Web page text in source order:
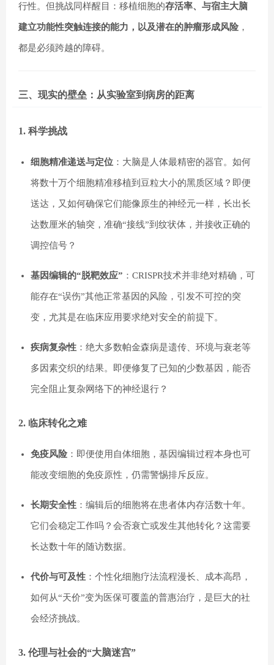
行性。但挑战同样醒目：移植细胞的存活率、与宿主大脑
建立功能性突触连接的能力，以及潜在的肿瘤形成风险 ，
都是必须跨越的障碍。
三、现实的壁垒：从实验室到病房的距离
1. 科学挑战
细胞精准递送与定位 ：大脑是人体最精密的器官。如何
将数十万个细胞精准移植到豆粒大小的黑质区域？即便
送达，又如何确保它们能像原生的神经元一样，长出长
达数厘米的轴突，准确“接线”到纹状体，并接收正确的
调控信号？
基因编辑的“脱靶效应” ：CRISPR技术并非绝对精确，可
能存在“误伤”其他正常基因的风险，引发不可控的突
变，尤其是在临床应用要求绝对安全的前提下。
疾病复杂性 ：绝大多数帕金森病是遗传、环境与衰老等
多因素交织的结果。即便修复了已知的少数基因，能否
完全阻止复杂网络下的神经退行？
2. 临床转化之难
免疫风险 ：即便使用自体细胞，基因编辑过程本身也可
能改变细胞的免疫原性，仍需警惕排斥反应。
长期安全性 ：编辑后的细胞将在患者体内存活数十年。
它们会稳定工作吗？会否衰亡或发生其他转化？这需要
长达数十年的随访数据。
代价与可及性 ：个性化细胞疗法流程漫长、成本高昂，
如何从“天价”变为医保可覆盖的普惠治疗，是巨大的社
会经济挑战。
3. 伦理与社会的“大脑迷宫”